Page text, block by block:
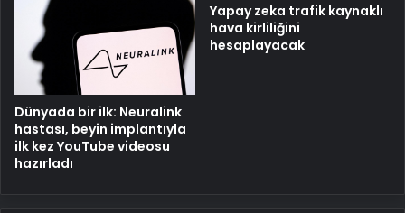
Dünyada bir ilk: Neuralink
hastası, beyin implantıyla
ilk kez YouTube videosu
hazırladı
Yapay zeka trafik kaynaklı
hava kirliliğini
hesaplayacak